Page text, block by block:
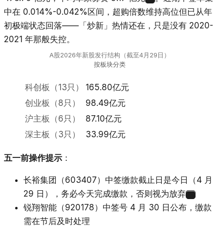
中在 0.014%-0.042%区间，超购倍数维持高位但已从年
初极端状态回落——「炒新」热情还在，只是没有 2020-
2021 年那般失控。
A股2026年新股发行结构（截至4月29日）
按板块分类
科创板（13只）
165.80亿元
创业板（8只）
98.49亿元
沪主板（6只）
87.10亿元
深主板（3只）
33.99亿元
五一前操作提示 ：
长裕集团（603407）中签缴款截止日是今日（4 月
29 日），务必今天完成缴款，否则视为放弃
锐翔智能（920178）中签号 4 月 30 日公布，缴款
需在节后及时处理